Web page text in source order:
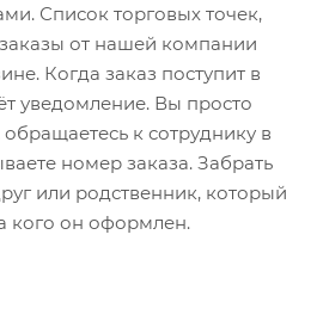
Список торговых точек,
от нашей компании
Когда заказ поступит в
уведомление. Вы просто
обращаетесь к сотруднику в
номер заказа. Забрать
или родственник, который
кого он оформлен.